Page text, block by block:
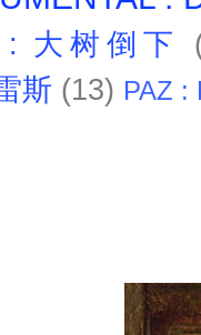
: 大树倒下
斯 (13) PAZ :